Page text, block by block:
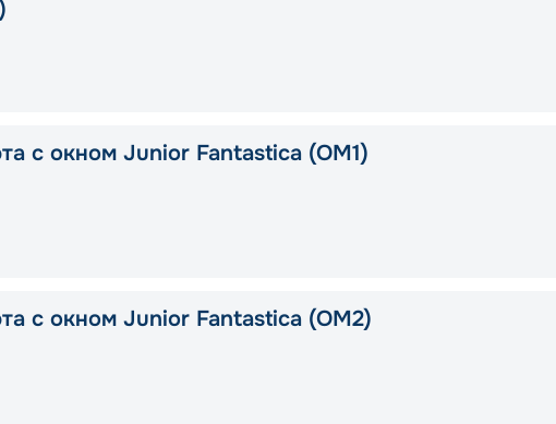
с окном Junior Fantastica (OM1)
с окном Junior Fantastica (OM2)